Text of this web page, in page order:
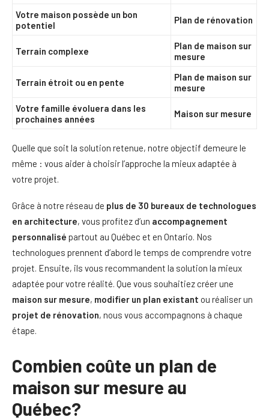
Votre maison possède un bon
potentiel
Plan de rénovation
Terrain complexe
Plan de maison sur
mesure
Terrain étroit ou en pente
Plan de maison sur
mesure
Votre famille évoluera dans les
prochaines années
Maison sur mesure
Quelle que soit la solution retenue, notre objectif demeure le
même : vous aider à choisir l’approche la mieux adaptée à
votre projet.
Grâce à notre réseau de plus de 30 bureaux de technologues
en architecture, vous profitez d’un accompagnement
personnalisé partout au Québec et en Ontario. Nos
technologues prennent d’abord le temps de comprendre votre
projet. Ensuite, ils vous recommandent la solution la mieux
adaptée pour votre réalité. Que vous souhaitiez créer une
maison sur mesure, modifier un plan existant ou réaliser un
projet de rénovation, nous vous accompagnons à chaque
étape.
Combien coûte un plan de
maison sur mesure au
Québec?